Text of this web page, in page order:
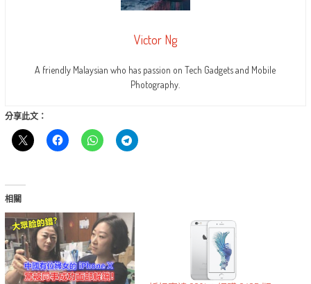
Victor Ng
A friendly Malaysian who has passion on Tech Gadgets and Mobile
Photography.
分享此文：
相關